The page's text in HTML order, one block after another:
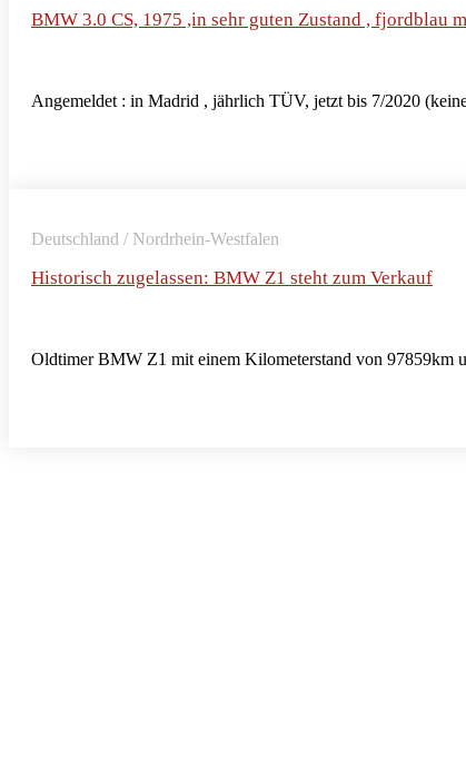
BMW 3.0 CS, 1975 ,in sehr guten Zustand , fjordblau
Angemeldet : in Madrid , jährlich TÜV, jetzt bis 7/2020
Deutschland / Nordrhein-Westfalen
Historisch zugelassen: BMW Z1 steht zum Verkauf
Oldtimer BMW Z1 mit einem Kilometerstand von 97859km